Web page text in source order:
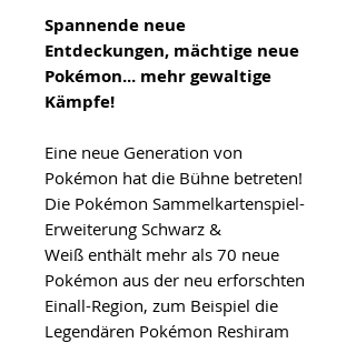
Spannende neue
Entdeckungen, mächtige neue
Pokémon... mehr gewaltige
Kämpfe!
Eine neue Generation von
Pokémon hat die Bühne betreten!
Die Pokémon Sammelkartenspiel-
Erweiterung Schwarz &
Weiß enthält mehr als 70 neue
Pokémon aus der neu erforschten
Einall-Region, zum Beispiel die
Legendären Pokémon Reshiram